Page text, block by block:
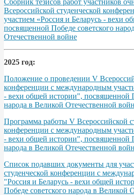
Всероссийской студенческой
участием «Россия и Беларусь - вехи
посвященной Победе советского
Отечественной войне
2025 год:
Положение о проведении V
конференции с международным
- вехи общей истории", посвященной
народа в Великой Отечественной
Программа работы V Всероссийской
конференции с международным
- вехи общей истории", посвященной
народа в Великой Отечественной
Список подавших документы для
студенческой конференции с
"Россия и Беларусь - вехи общей
Победе советского народа в Великой